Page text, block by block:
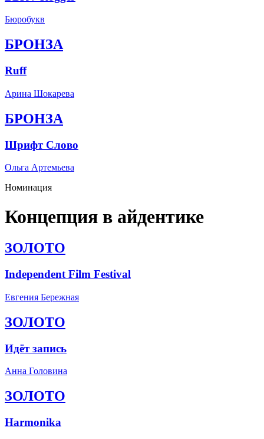
Бюробукв
БРОНЗА
Ruff
Арина Шокарева
БРОНЗА
Шрифт Слово
Ольга Артемьева
Номинация
Концепция в айдентике
ЗОЛОТО
Independent Film Festival
Евгения Бережная
ЗОЛОТО
Идёт запись
Анна Головина
ЗОЛОТО
Harmonika